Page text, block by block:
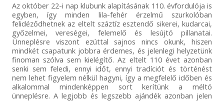
Az október 22-i nap klubunk alapításának 110. évfordulója is
egyben, így minden lila-fehér érzelmű szurkolóban
felidéződhetnek az eltelt száztíz esztendő sikerei, kudarcai,
győzelmei, vereségei, felemelő és lesújtó pillanatai.
Ünneplésre viszont ezúttal sajnos nincs okunk, hiszen
mindkét csapatunk jobbra érdemes, és jelenlegi helyzetünk
finoman szólva sem kielégítő. Az eltelt 110 évet azonban
senki sem feledi, ennyi időt, ennyi tradíciót és történést
nem lehet figyelem nélkül hagyni, így a megfelelő időben és
alkalommal mindenképpen sort kerítünk a méltó
ünneplésre. A legjobb és legszebb ajándék azonban jelen